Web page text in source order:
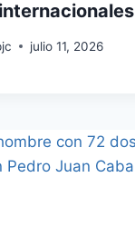
julio 11, 2026